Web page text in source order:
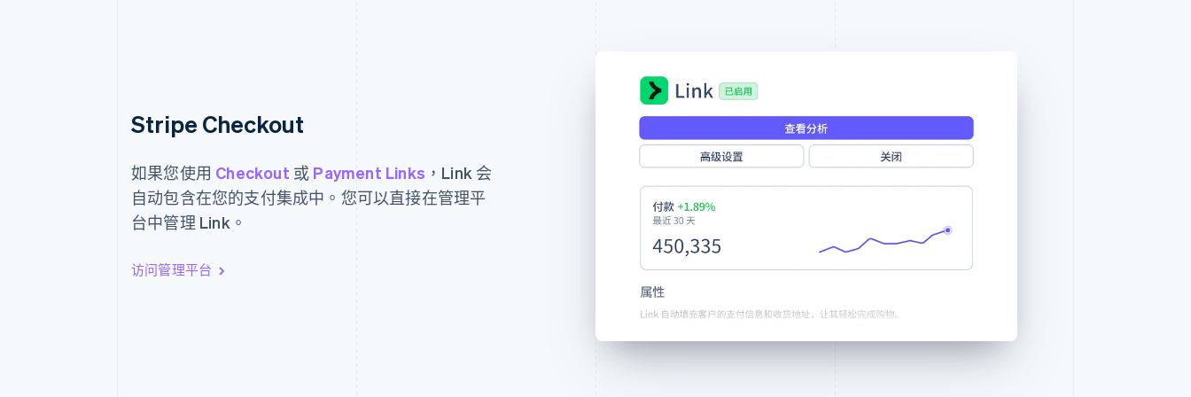
Stripe Checkout
如果您使用 Checkout 或 Payment Links ，Link 会
自动包含在您的支付集成中。您可以直接在管理平
台中管理 Link。
访问管理平台